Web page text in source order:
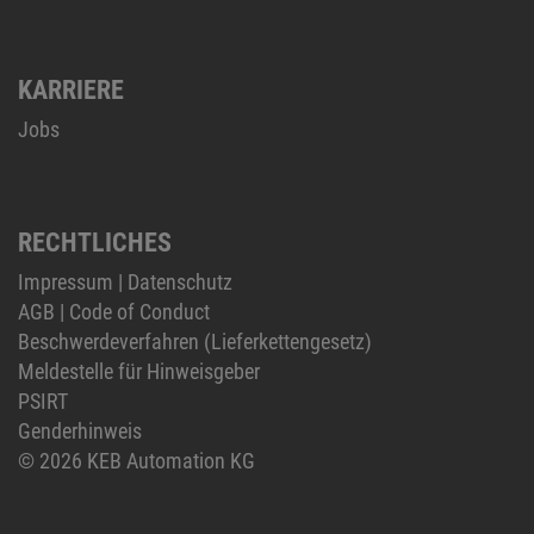
KARRIERE
Jobs
RECHTLICHES
Impressum | Datenschutz
AGB | Code of Conduct
Beschwerdeverfahren (Lieferkettengesetz)
Meldestelle für Hinweisgeber
PSIRT
Genderhinweis
© 2026 KEB Automation KG